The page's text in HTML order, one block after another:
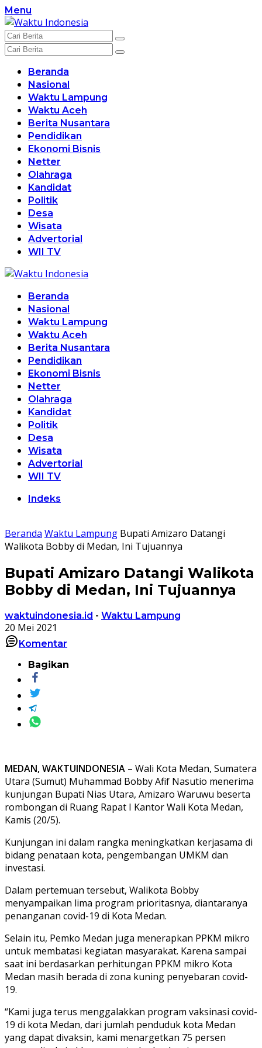
Langsung
ke
konten
Menu
Beranda
Nasional
Waktu Lampung
Waktu Aceh
Berita Nusantara
Pendidikan
Ekonomi Bisnis
Netter
Olahraga
Kandidat
Politik
Desa
Wisata
Advertorial
WII TV
Beranda
Nasional
Waktu Lampung
Waktu Aceh
Berita Nusantara
Pendidikan
Ekonomi Bisnis
Netter
Olahraga
Kandidat
Politik
Desa
Wisata
Advertorial
WII TV
Indeks
Beranda Waktu Lampung Bupati Amizaro Datangi
Walikota Bobby di Medan, Ini Tujuannya
Bupati Amizaro Datangi Walikota
Bobby di Medan, Ini Tujuannya
waktuindonesia.id - Waktu Lampung
20 Mei 2021
Komentar
Bagikan
MEDAN, WAKTUINDONESIA – Wali Kota Medan, Sumatera
Utara (Sumut) Muhammad Bobby Afif Nasutio menerima
kunjungan Bupati Nias Utara, Amizaro Waruwu beserta
rombongan di Ruang Rapat I Kantor Wali Kota Medan,
Kamis (20/5).
Kunjungan ini dalam rangka meningkatkan kerjasama di
bidang penataan kota, pengembangan UMKM dan
investasi.
Dalam pertemuan tersebut, Walikota Bobby
menyampaikan lima program prioritasnya, diantaranya
penanganan covid-19 di Kota Medan.
Selain itu, Pemko Medan juga menerapkan PPKM mikro
untuk membatasi kegiatan masyarakat. Karena sampai
saat ini berdasarkan perhitungan PPKM mikro Kota
Medan masih berada di zona kuning penyebaran covid-
19.
“Kami juga terus menggalakkan program vaksinasi covid-
19 di kota Medan, dari jumlah penduduk kota Medan
yang dapat divaksin, kami menargetkan 75 persen